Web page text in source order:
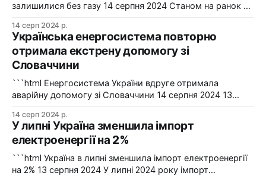
залишилися без газу 14 серпня 2024 Станом на ранок 14
області залишилися без газопостачання через
технологічні проблеми. Фото: Рівнегаз Також, в
Сумській області в одному з населених пунктів в
результаті удару керованою авіабомбою пошкоджено
сталевий
14 серп 2024 р.
Українська енергосистема повторно
отримала екстрену допомогу зі
Словаччини
```html Енергосистема України вдруге отримала
аварійну допомогу зі Словаччини 14 серпня 2024 13
аварійну допомогу зі Словаччини. Фото: Shutterstock "У
вчорашній день, 13 серпня, НЕК "Укренерго" запитала
аварійну допомогу з енергосистеми Словаччини", –
йдеться в повідомленні пресслужби оператора системи
передачі. Експорт
14 серп 2024 р.
У липні Україна зменшила імпорт
електроенергії на 2%
```html Україна в липні зменшила імпорт електроенергії
на 2% 13 серпня 2024 У липні 2024 року імпорт